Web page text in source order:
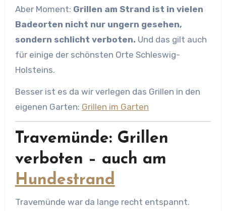
Aber Moment: Grillen am Strand ist in vielen
Badeorten nicht nur ungern gesehen,
sondern schlicht verboten. Und das gilt auch
für einige der schönsten Orte Schleswig-
Holsteins.
Besser ist es da wir verlegen das Grillen in den
eigenen Garten: Grillen im Garten
Travemünde: Grillen
verboten – auch am
Hundestrand
Travemünde war da lange recht entspannt.